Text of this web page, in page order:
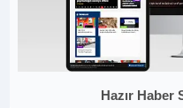
Hazır Haber